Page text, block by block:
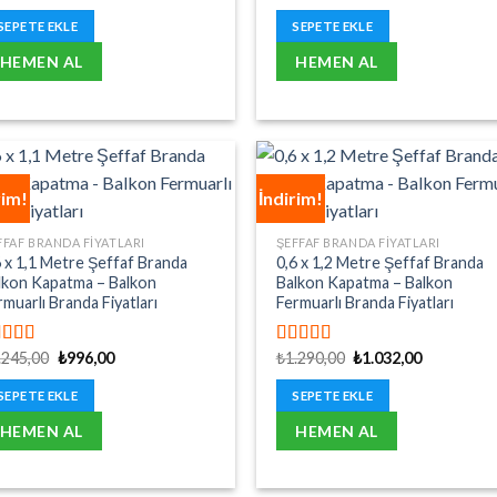
oy aldı
₺1.065,00.
EKLE
HEMEN AL
5.00oy aldı
₺1.110,00.
SEPETE EKLE
HEMEN AL
BRANDA FIYATLARI
x 1,1 Metre Şeffaf Branda
Kapatma – Balkon
Branda Fiyatları
oy aldı
Orijinal
₺1.245,00.
₺996,00Şu
EKLE
HEMEN AL
İndirim!
ŞEFFAF BRANDA FIYATLARI
0,6 x 1,2 Metre Şeffaf Branda
Balkon Kapatma – Balkon
Fermuarlı Branda Fiyatları
5 üzerinden
5.00oy aldı
₺1.290,00 Orijinal
₺1.290,00.
₺1.032,00Şu
SEPETE EKLE
HEMEN AL